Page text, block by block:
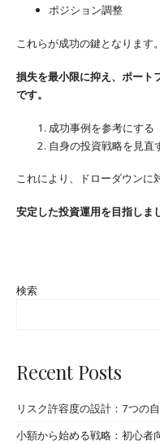
ポジション調整
これらが成功の鍵となります。
損失を最小限に抑え、ポート
です。
成功事例を参考にする
自身の投資戦略を見直
これにより、ドローダウンに
安定した投資運用を目指しま
検索
Recent Posts
リスク許容度の設計：7つの
小額から始める戦略：初心者